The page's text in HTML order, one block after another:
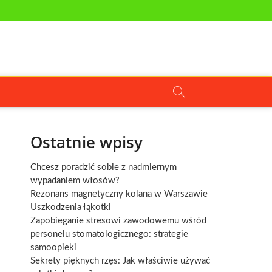
Ostatnie wpisy
Chcesz poradzić sobie z nadmiernym
wypadaniem włosów?
Rezonans magnetyczny kolana w Warszawie
Uszkodzenia łąkotki
Zapobieganie stresowi zawodowemu wśród
personelu stomatologicznego: strategie
samoopieki
Sekrety pięknych rzęs: Jak właściwie używać